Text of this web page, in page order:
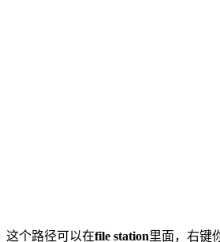
这个路径可以在file station里面，右键